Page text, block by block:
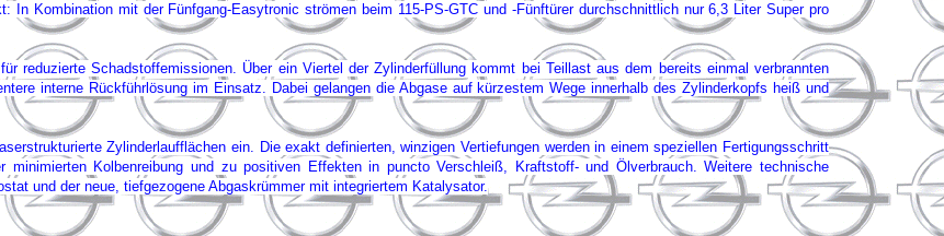
In Kombination mit der Fünfgang-Easytronic strömen beim 115-PS-GTC und -Fünftürer durchschnittlich nur 6,3 Liter Super pro
reduzierte Schadstoffemissionen. Über ein Viertel der Zylinderfüllung kommt bei Teillast aus dem bereits einmal verbrannten
interne Rückführlösung im Einsatz. Dabei gelangen die Abgase auf kürzestem Wege innerhalb des Zylinderkopfs heiß und
Zylinderlaufflächen ein. Die exakt definierten, winzigen Vertiefungen werden in einem speziellen Fertigungsschritt
Kolbenreibung und zu positiven Effekten in puncto Verschleiß, Kraftstoff- und Ölverbrauch. Weitere technische
und der neue, tiefgezogene Abgaskrümmer mit integriertem Katalysator.